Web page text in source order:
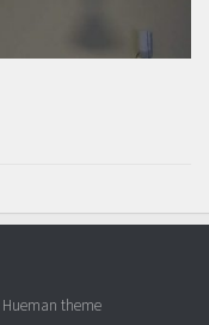
Hueman theme